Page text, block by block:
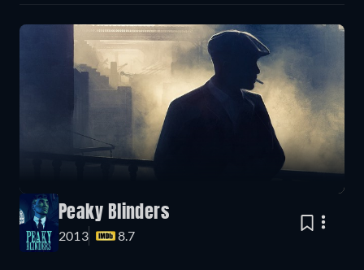
Peaky Blinders
2013 8.7